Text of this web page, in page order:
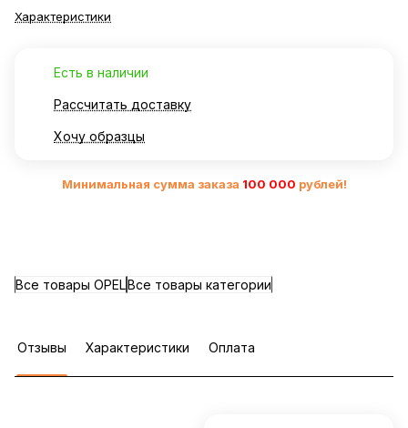
Характеристики
Есть в наличии
Рассчитать доставку
Хочу образцы
Минимальная сумма заказа 100 000 рублей!
Все товары OPELВсе товары категории
Отзывы Характеристики Оплата